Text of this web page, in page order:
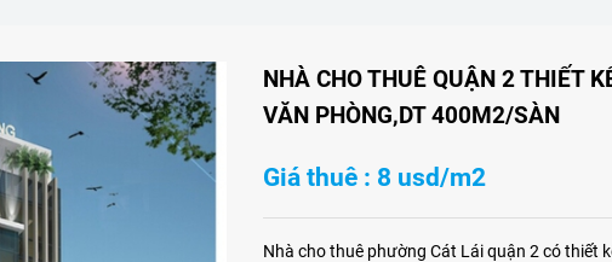
NHÀ CHO THUÊ QUẬN 2 THIẾT
VĂN PHÒNG,DT 400M2/SÀN
Giá thuê : 8 usd/m2
Nhà cho thuê phường Cát Lái quận 2 có thiết